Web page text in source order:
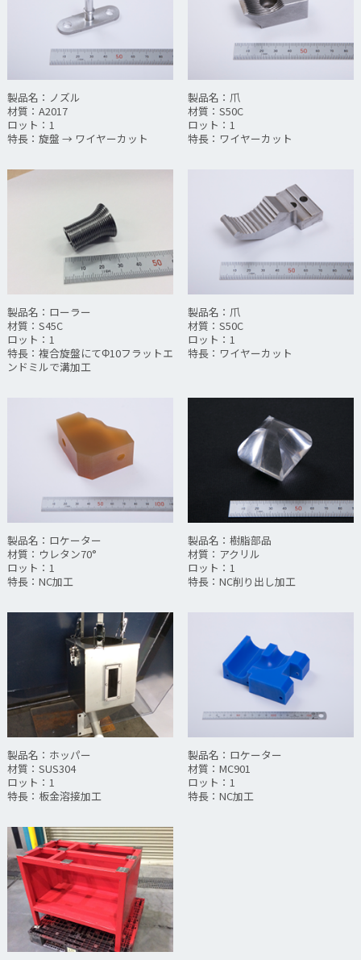
製品名：ノズル
材質：A2017
ロット：1
特長：旋盤 → ワイヤーカット
製品名：爪
材質：S50C
ロット：1
特長：ワイヤーカット
製品名：ローラー
材質：S45C
ロット：1
特長：複合旋盤にてΦ10フラットエ
ンドミルで溝加工
製品名：爪
材質：S50C
ロット：1
特長：ワイヤーカット
製品名：ロケーター
材質：ウレタン70°
ロット：1
特長：NC加工
製品名：樹脂部品
材質：アクリル
ロット：1
特長：NC削り出し加工
製品名：ホッパー
材質：SUS304
ロット：1
特長：板金溶接加工
製品名：ロケーター
材質：MC901
ロット：1
特長：NC加工